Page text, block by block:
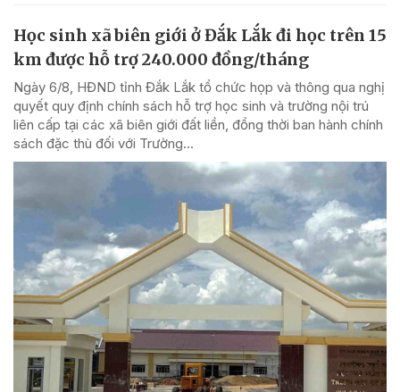
Học sinh xã biên giới ở Đắk Lắk đi học trên 15
km được hỗ trợ 240.000 đồng/tháng
Ngày 6/8, HĐND tỉnh Đắk Lắk tổ chức họp và thông qua nghị
quyết quy định chính sách hỗ trợ học sinh và trường nội trú
liên cấp tại các xã biên giới đất liền, đồng thời ban hành chính
sách đặc thù đối với Trường...